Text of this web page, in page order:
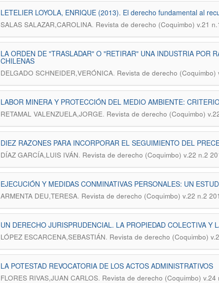
LETELIER LOYOLA, ENRIQUE (2013). El derecho fundamental al
SALAS SALAZAR,CAROLINA. Revista de derecho (Coquimbo) v.21
LA ORDEN DE "TRASLADAR" O "RETIRAR" UNA INDUSTRIA POR
CHILENAS
DELGADO SCHNEIDER,VERÓNICA. Revista de derecho (Coquimbo)
LABOR MINERA Y PROTECCIÓN DEL MEDIO AMBIENTE:
RETAMAL VALENZUELA,JORGE. Revista de derecho (Coquimbo)
DIEZ RAZONES PARA INCORPORAR EL SEGUIMIENTO DEL
DÍAZ GARCÍA,LUIS IVÁN. Revista de derecho (Coquimbo) v.22 n.2
EJECUCIÓN Y MEDIDAS CONMINATIVAS PERSONALES: UN
ARMENTA DEU,TERESA. Revista de derecho (Coquimbo) v.22 n.2
UN DERECHO JURISPRUDENCIAL. LA PROPIEDAD COLECTIVA Y
LÓPEZ ESCARCENA,SEBASTIÁN. Revista de derecho (Coquimbo)
LA POTESTAD REVOCATORIA DE LOS ACTOS ADMINISTRATIVOS
FLORES RIVAS,JUAN CARLOS. Revista de derecho (Coquimbo) v.24